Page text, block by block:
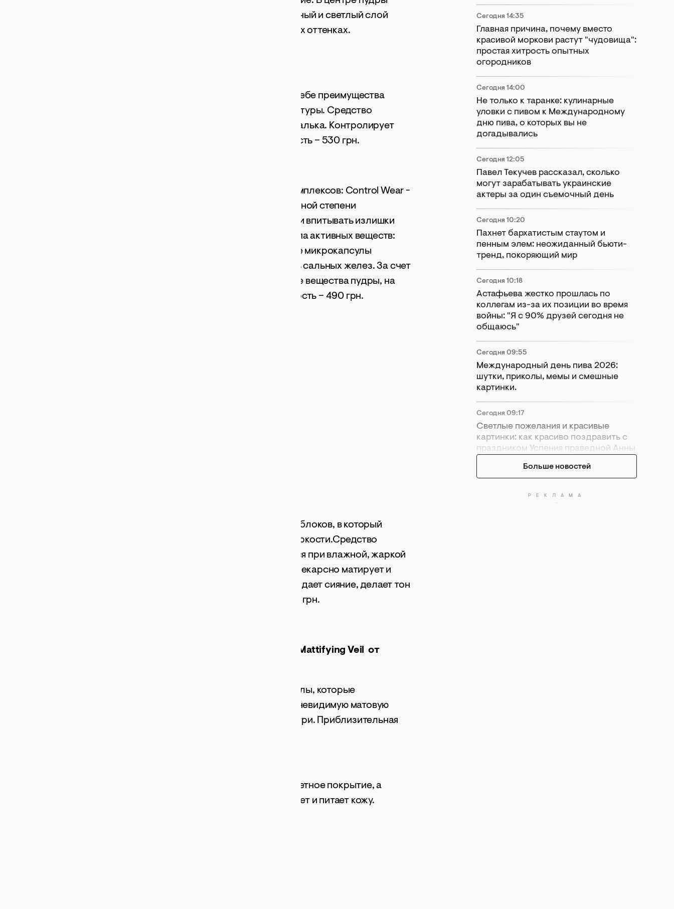
находится перламутровый хайлайтер, а вокруг - темный и светлый слой
светоотражающей пудры. Пудра представлена в двух оттенках.
Это легкая и прозрачная пудра, которая сочетает в себе преимущества
тонального крема, компактной пудры и гелевой текстуры. Средство
воздухопроницаемая, не содержит жиров, масел и талька. Контролирует
выделение кожного жира. Приблизительная стоимость – 530 грн.
Формула новинки содержит в себе два новейших комплексов: Control Wear -
содержит в себе абсорбирующие микрогранулы разной степени
пористости, способные длительный период времени впитывать излишки
кожного жира, и Skincare Essence – содержит два типа активных веществ:
микрокапсулы с увлажняющими веществами, а также микрокапсулы
с производными цинка, регулирующие деятельность сальных желез. За счет
этого на сухих участках лица работают увлажняющие вещества пудры, на
жирных – подсушивающие. Приблизительная стоимость – 490 грн.
Пудра «от кутюр» разделена на несколько цветовых блоков, в который
входит розовая полоска, придающая коже сияния и яркости.Средство
подходит для любого типа кожи и идеально держится при влажной, жаркой
или холодной погоде (не изменяет цвет, не течет). Прекарсно матирует и
убирает недостатки кожи (черные точки, рубцы), придает сияние, делает тон
лица однородным. Приблизительнаястоимость– 461 грн.
Les Voilettes Translucent Compact Powder Mattifying Veil от
Пудра сочетает в себе ультра абсорбирующие гранулы, которые
превосходно фиксируют макияж и облачают кожу в невидимую матовую
вуаль. Придает коже бархатистость и свечение изнутри. Приблизительная
Средство обеспечивает ровное, практически незаметное покрытие, а
нежная кремовая текстура легко наносится, ухаживает и питает кожу.
Сегодня 14:35
Главная причина, почему вместо
красивой моркови растут "чудовища":
простая хитрость опытных
огородников
Сегодня 14:00
Не только к таранке: кулинарные
уловки с пивом к Международному
дню пива, о которых вы не
догадывались
Сегодня 12:05
Павел Текучев рассказал, сколько
могут зарабатывать украинские
актеры за один съемочный день
Сегодня 10:20
Пахнет бархатистым стаутом и
пенным элем: неожиданный бьюти-
тренд, покоряющий мир
Сегодня 10:18
Астафьева жестко прошлась по
коллегам из-за их позиции во время
войны: "Я с 90% друзей сегодня не
общаюсь"
Сегодня 09:55
Международный день пива 2026:
шутки, приколы, мемы и смешные
картинки.
Сегодня 09:17
Светлые пожелания и красивые
картинки: как красиво поздравить с
праздником Успения праведной Анны
Больше новостей